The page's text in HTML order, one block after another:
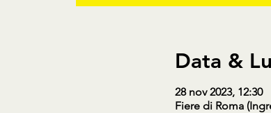
Data &
28 nov 2023, 12:30
Fiere di Roma